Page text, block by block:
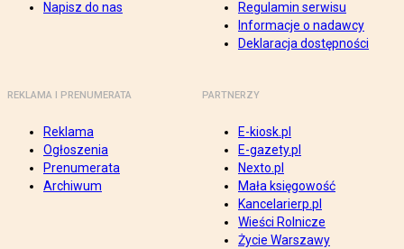
Napisz do nas
Regulamin serwisu
Informacje o nadawcy
Deklaracja dostępności
REKLAMA I PRENUMERATA
Reklama
Ogłoszenia
Prenumerata
Archiwum
PARTNERZY
E-kiosk.pl
E-gazety.pl
Nexto.pl
Mała księgowość
Kancelarierp.pl
Wieści Rolnicze
Życie Warszawy